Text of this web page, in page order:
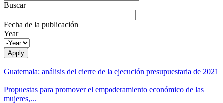
Buscar
Fecha de la publicación
Year
Guatemala: análisis del cierre de la ejecución presupuestaria de 2021
Propuestas para promover el empoderamiento económico de las
mujeres,...